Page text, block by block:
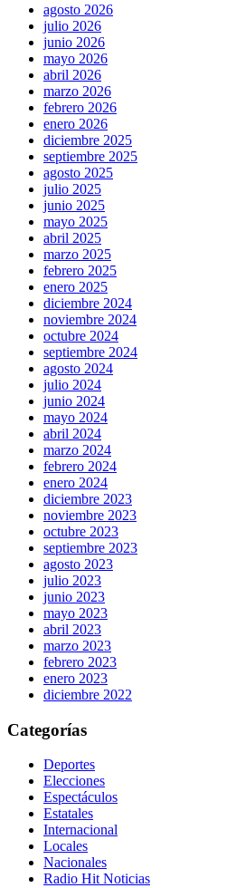
agosto 2026
julio 2026
junio 2026
mayo 2026
abril 2026
marzo 2026
febrero 2026
enero 2026
diciembre 2025
septiembre 2025
agosto 2025
julio 2025
junio 2025
mayo 2025
abril 2025
marzo 2025
febrero 2025
enero 2025
diciembre 2024
noviembre 2024
octubre 2024
septiembre 2024
agosto 2024
julio 2024
junio 2024
mayo 2024
abril 2024
marzo 2024
febrero 2024
enero 2024
diciembre 2023
noviembre 2023
octubre 2023
septiembre 2023
agosto 2023
julio 2023
junio 2023
mayo 2023
abril 2023
marzo 2023
febrero 2023
enero 2023
diciembre 2022
Categorías
Deportes
Elecciones
Espectáculos
Estatales
Internacional
Locales
Nacionales
Radio Hit Noticias